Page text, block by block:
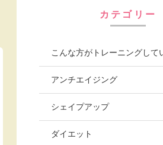
カテゴリー
こんな方がトレーニングして
アンチエイジング
シェイプアップ
ダイエット